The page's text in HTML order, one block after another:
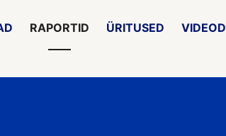
RAPORTID ÜRITUSED VIDEOD